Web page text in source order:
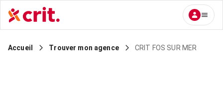
Accueil Trouver mon agence CRIT FOS SUR MER